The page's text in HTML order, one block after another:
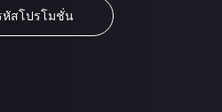
หัสโปรโมชั่น